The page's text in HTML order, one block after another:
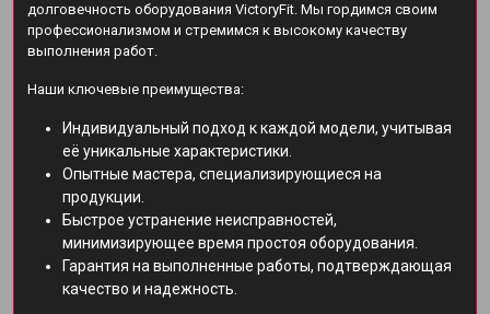
долговечность оборудования VictoryFit. Мы гордимся своим
профессионализмом и стремимся к высокому качеству
выполнения работ.
Наши ключевые преимущества:
Индивидуальный подход к каждой модели, учитывая
её уникальные характеристики.
Опытные мастера, специализирующиеся на
продукции.
Быстрое устранение неисправностей,
минимизирующее время простоя оборудования.
Гарантия на выполненные работы, подтверждающая
качество и надежность.